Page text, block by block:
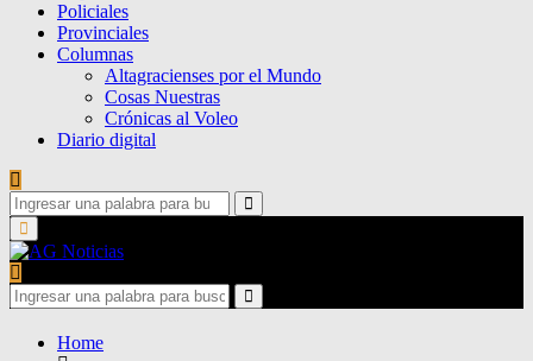
Policiales
Provinciales
Columnas
Altagracienses por el Mundo
Cosas Nuestras
Crónicas al Voleo
Diario digital
Search
for:
Search
Primary
Menu
Search
for:
Search
Home